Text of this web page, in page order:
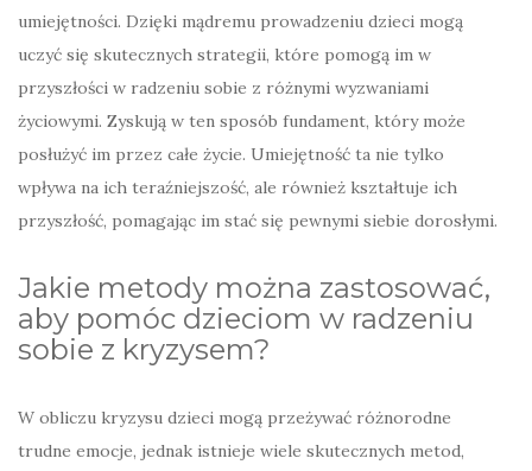
umiejętności. Dzięki mądremu prowadzeniu dzieci mogą
uczyć się skutecznych strategii, które pomogą im w
przyszłości w radzeniu sobie z różnymi wyzwaniami
życiowymi. Zyskują w ten sposób fundament, który może
posłużyć im przez całe życie. Umiejętność ta nie tylko
wpływa na ich teraźniejszość, ale również kształtuje ich
przyszłość, pomagając im stać się pewnymi siebie dorosłymi.
Jakie metody można zastosować,
aby pomóc dzieciom w radzeniu
sobie z kryzysem?
W obliczu kryzysu dzieci mogą przeżywać różnorodne
trudne emocje, jednak istnieje wiele skutecznych metod,